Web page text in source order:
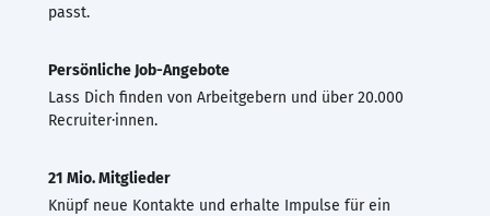
passt.
Persönliche Job-Angebote
Lass Dich finden von Arbeitgebern und über 20.000
Recruiter·innen.
21 Mio. Mitglieder
Knüpf neue Kontakte und erhalte Impulse für ein